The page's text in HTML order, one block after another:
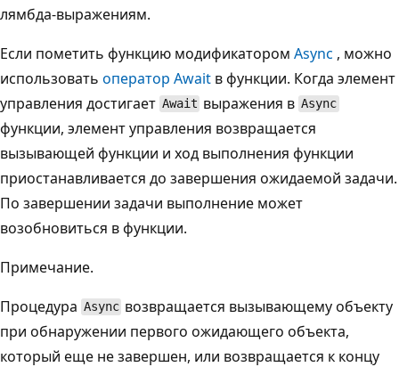
лямбда-выражениям.
Если пометить функцию модификатором Async , можно
использовать оператор Await в функции. Когда элемент
управления достигает Await выражения вAsync
функции, элемент управления возвращается
вызывающей функции и ход выполнения функции
приостанавливается до завершения ожидаемой задачи.
По завершении задачи выполнение может
возобновиться в функции.
Примечание.
Процедура Async возвращается вызывающему объекту
при обнаружении первого ожидающего объекта,
который еще не завершен, или возвращается к концу